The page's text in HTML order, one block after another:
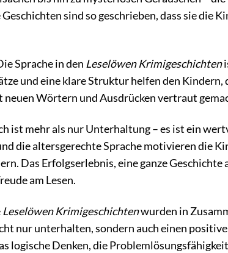
sind so geschrieben, dass sie die
Sprache in den Leselöwen Krimigeschichten
und eine klare Struktur helfen den Kindern,
Wörtern und Ausdrücken vertraut
ist mehr als nur Unterhaltung – es ist ein
die altersgerechte Sprache motivieren die
Das Erfolgserlebnis, eine ganze
am Lesen.
Leselöwen Krimigeschichtenwurden in
nur unterhalten, sondern auch einen
logische Denken, die